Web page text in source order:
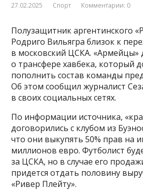
27.02.2025 Спорт Комментарии: 0
Полузащитник аргентинского
Родриго Вильягра близок к
в московский ЦСКА. «Армейцы»
о трансфере хавбека, который
пополнить состав команды
Об этом сообщил журналист
в своих социальных сетях.
По информации источника,
договорились с клубом из
что они выкупять 50% прав на
миллионов евро. Футболист
за ЦСКА, но в случае его
придется отдать половину
«Ривер Плейту».